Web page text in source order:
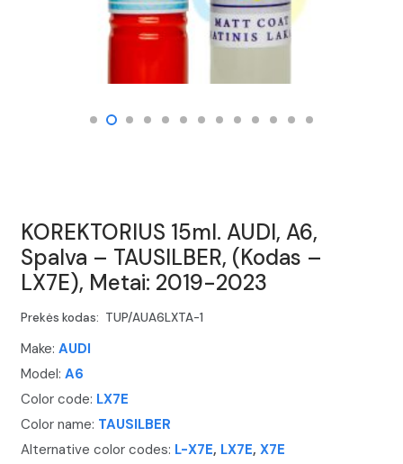
KOREKTORIUS 15ml. AUDI, A6,
Spalva – TAUSILBER, (Kodas –
LX7E), Metai: 2019-2023
Prekės kodas: TUP/AUA6LXTA-1
Make: AUDI
Model: A6
Color code: LX7E
Color name: TAUSILBER
Alternative color codes: L-X7E, LX7E, X7E